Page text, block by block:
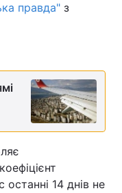
правда" з
останні 14 днів не